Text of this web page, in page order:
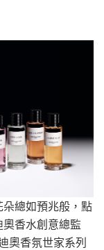
總如預兆般，點
香水創意總監
奧香氛世家系列